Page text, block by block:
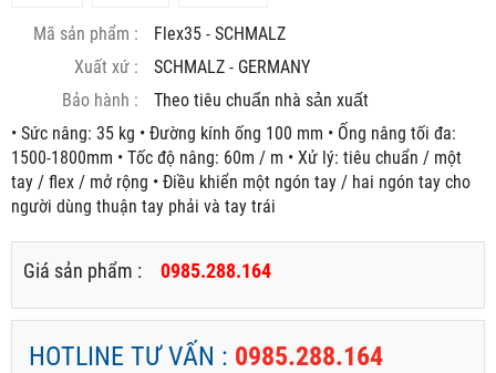
Mã sản phẩm :
Flex35 - SCHMALZ
Xuất xứ :
SCHMALZ - GERMANY
Bảo hành :
Theo tiêu chuẩn nhà sản xuất
• Sức nâng: 35 kg • Đường kính ống 100 mm • Ống nâng tối đa:
1500-1800mm • Tốc độ nâng: 60m / m • Xử lý: tiêu chuẩn / một
tay / flex / mở rộng • Điều khiển một ngón tay / hai ngón tay cho
người dùng thuận tay phải và tay trái
Giá sản phẩm : 0985.288.164
HOTLINE TƯ VẤN : 0985.288.164